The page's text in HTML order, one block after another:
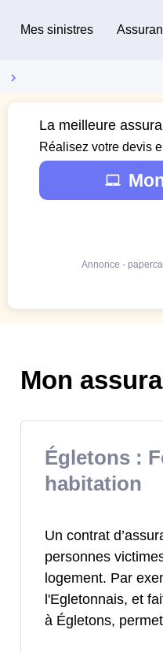
Mes sinistres
La meilleure
Réalisez votre devis
Annonce -
Mon
Égletons :
habitation
Un contrat
personnes
logement. Par
l'Egletonnais, et
à Égletons,